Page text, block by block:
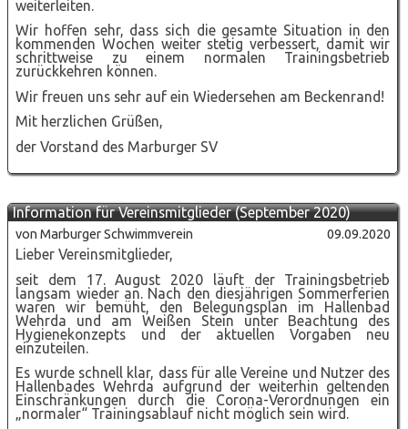
weiterleiten.
Wir hoffen sehr, dass sich die gesamte Situation in den
kommenden Wochen weiter stetig verbessert, damit wir
schrittweise zu einem normalen Trainingsbetrieb
zurückkehren können.
Wir freuen uns sehr auf ein Wiedersehen am Beckenrand!
Mit herzlichen Grüßen,
der Vorstand des Marburger SV
Information für Vereinsmitglieder (September 2020)
09.09.2020
von Marburger Schwimmverein
Lieber Vereinsmitglieder,
seit dem 17. August 2020 läuft der Trainingsbetrieb
langsam wieder an. Nach den diesjährigen Sommerferien
waren wir bemüht, den Belegungsplan im Hallenbad
Wehrda und am Weißen Stein unter Beachtung des
Hygienekonzepts und der aktuellen Vorgaben neu
einzuteilen.
Es wurde schnell klar, dass für alle Vereine und Nutzer des
Hallenbades Wehrda aufgrund der weiterhin geltenden
Einschränkungen durch die Corona-Verordnungen ein
„normaler“ Trainingsablauf nicht möglich sein wird.